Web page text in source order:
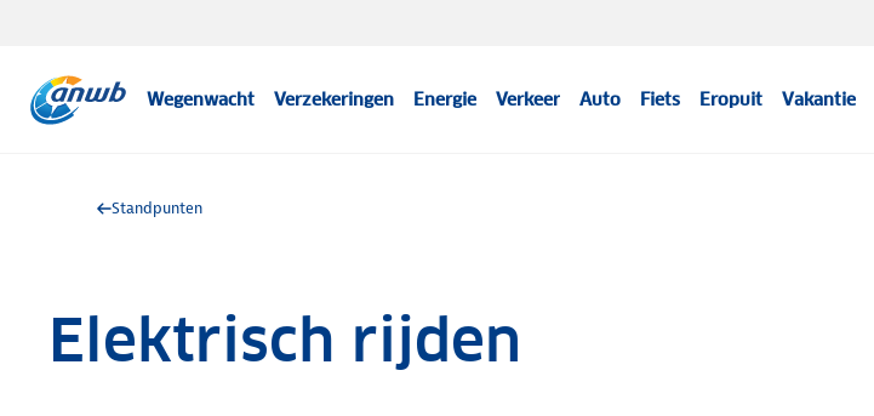
Wegenwacht Verzekeringen Energie Verkeer Auto Fiets Eropuit Vakantie
Standpunten
Elektrisch rijden